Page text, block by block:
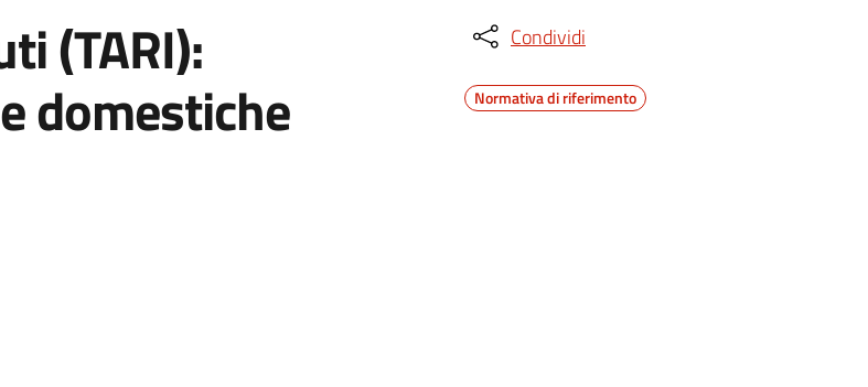
(TARI):
domestiche
Condividi
Normativa di riferimento